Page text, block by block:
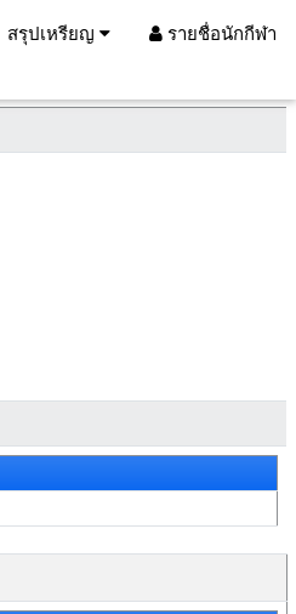
สรุปเหรียญ รายชื่อนักกีฬา